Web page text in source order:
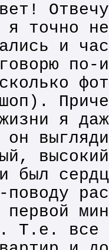
я точно
и
по-
я
он
был
поводу
Т.е. все